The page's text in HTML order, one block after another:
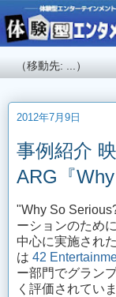
2012年7月9日
事例紹介
ARG『Why
"Why So
ーションのため
中心に実施され
は 42
ー部門でグラン
く評価されてい